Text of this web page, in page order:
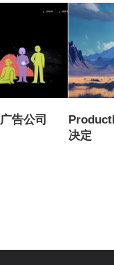
告公司
决定